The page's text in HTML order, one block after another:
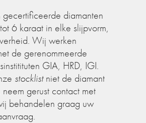
diamanten
6 karaat in elke slijpvorm,
Wij werken
de gerenommeerde
GIA, HRD, IGI.
stocklistniet de diamant
gerust contact met
behandelen graag uw